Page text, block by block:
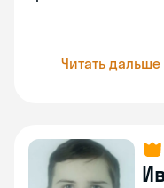
Читать дальше